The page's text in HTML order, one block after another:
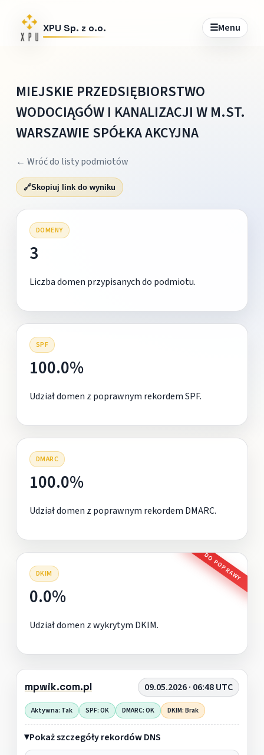
XPU Sp. z o.o. ☰Menu
MIEJSKIE PRZEDSIĘBIORSTWO
WODOCIĄGÓW I KANALIZACJI W M.ST.
WARSZAWIE SPÓŁKA AKCYJNA
← Wróć do listy podmiotów
🔗Skopiuj link do wyniku
DOMENY
3
Liczba domen przypisanych do podmiotu.
SPF
100.0%
Udział domen z poprawnym rekordem SPF.
DMARC
100.0%
Udział domen z poprawnym rekordem DMARC.
DKIM DO POPRAWY
0.0%
Udział domen z wykrytym DKIM.
mpwik.com.pl 09.05.2026 · 06:48 UTC
Aktywna: Tak SPF: OK DMARC: OK DKIM: Brak
Pokaż szczegóły rekordów DNS